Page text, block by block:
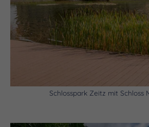
Schlosspark Zeitz mit Schloss